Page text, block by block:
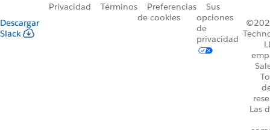
Descargar
Slack
Privacidad Términos
Preferencias
de cookies
Sus
opciones
de
privacidad
Las